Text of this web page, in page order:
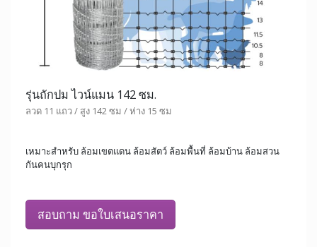
รุ่นถักปม ไวน์แมน 142 ซม.
ลวด 11 แถว / สูง 142 ซม / ห่าง 15 ซม
เหมาะสำหรับ ล้อมเขตแดน ล้อมสัตว์ ล้อมพื้นที่ ล้อมบ้าน ล้อมสวน
กันคนบุกรุก
สอบถาม ขอใบเสนอราคา